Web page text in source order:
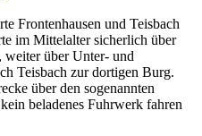
Frontenhausen und Teisbach
im Mittelalter sicherlich über
über Unter- und
Teisbach zur dortigen Burg.
über den sogenannten
beladenes Fuhrwerk fahren